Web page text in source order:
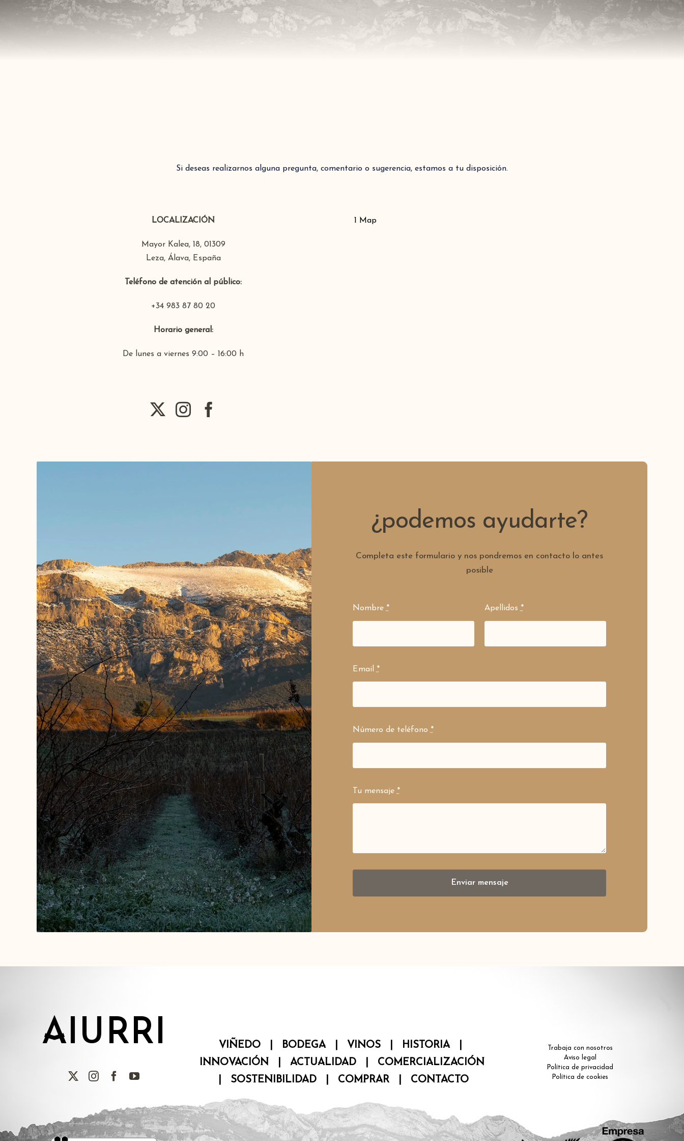
Si deseas realizarnos alguna pregunta, comentario o sugerencia, estamos a tu disposición.
LOCALIZACIÓN
Mayor Kalea, 18, 01309
Leza, Álava, España
Teléfono de atención al público:
+34 983 87 80 20
Horario general:
De lunes a viernes 9:00 – 16:00 h
1 Map
¿podemos ayudarte?
Completa este formulario y nos pondremos en contacto lo antes
posible
Nombre* Apellidos*
Email *
Número de teléfono*
Tu mensaje *
Enviar mensaje
AIURRI VIÑEDO BODEGA| VINOS HISTORIA|
INNOVACIÓN
ACTUALIDAD
COMERCIALIZACIÓN
SOSTENIBILIDAD COMPRAR CONTACTO
Trabaja con nosotros
Aviso legal
Política de privacidad
Política de cookies